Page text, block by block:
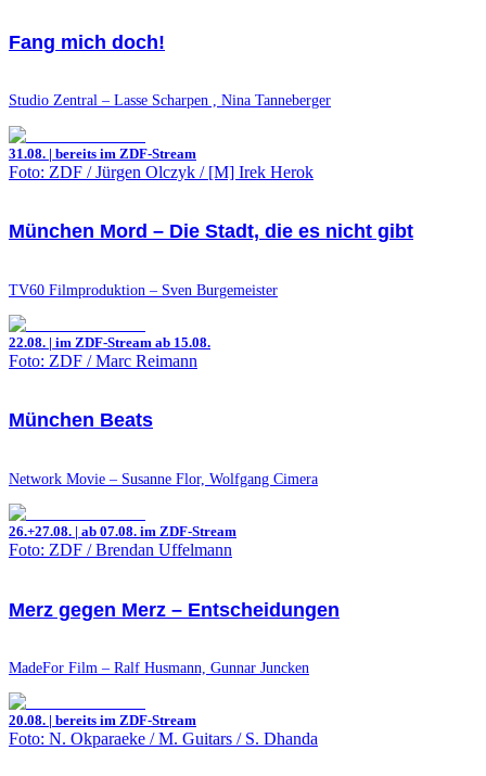
Fang mich doch!
Studio Zentral – Lasse Scharpen , Nina Tanneberger
31.08. | bereits im ZDF-Stream
Foto: ZDF / Jürgen Olczyk / [M] Irek Herok
München Mord – Die Stadt, die es nicht gibt
TV60 Filmproduktion – Sven Burgemeister
22.08. | im ZDF-Stream ab 15.08.
Foto: ZDF / Marc Reimann
München Beats
Network Movie – Susanne Flor, Wolfgang Cimera
26.+27.08. | ab 07.08. im ZDF-Stream
Foto: ZDF / Brendan Uffelmann
Merz gegen Merz – Entscheidungen
MadeFor Film – Ralf Husmann, Gunnar Juncken
20.08. | bereits im ZDF-Stream
Foto: N. Okparaeke / M. Guitars / S. Dhanda